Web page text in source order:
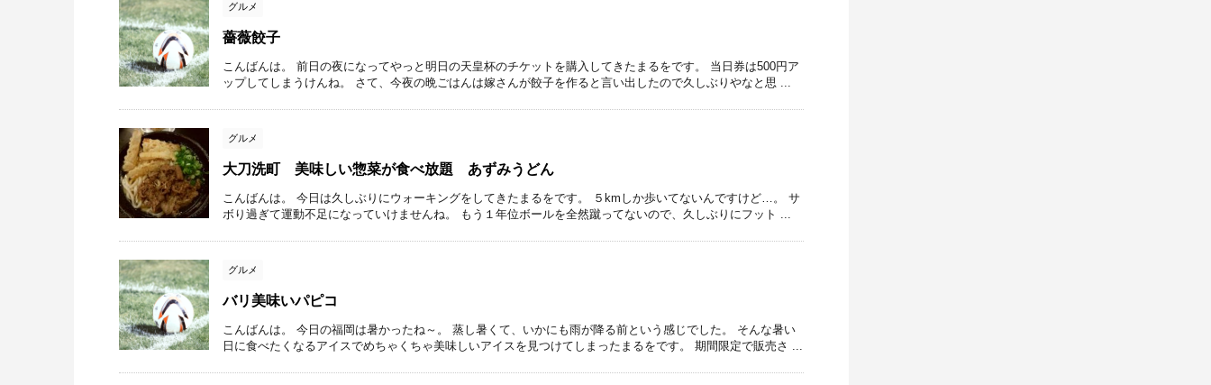
グルメ
薔薇餃子
こんばんは。 前日の夜になってやっと明日の天皇杯のチケットを購入してきたまるをです。 当日券は500円ア
ップしてしまうけんね。 さて、今夜の晩ごはんは嫁さんが餃子を作ると言い出したので久しぶりやなと思 ...
グルメ
大刀洗町 美味しい惣菜が食べ放題 あずみうどん
こんばんは。 今日は久しぶりにウォーキングをしてきたまるをです。 ５kmしか歩いてないんですけど…。 サ
ボり過ぎて運動不足になっていけませんね。 もう１年位ボールを全然蹴ってないので、久しぶりにフット ...
グルメ
バリ美味いパピコ
こんばんは。 今日の福岡は暑かったね～。 蒸し暑くて、いかにも雨が降る前という感じでした。 そんな暑い
日に食べたくなるアイスでめちゃくちゃ美味しいアイスを見つけてしまったまるをです。 期間限定で販売さ ...